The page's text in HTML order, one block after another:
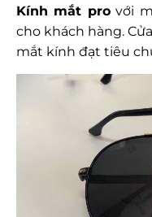
Kính mắt provới
cho khách hàng.
mắt kính đạt tiêu